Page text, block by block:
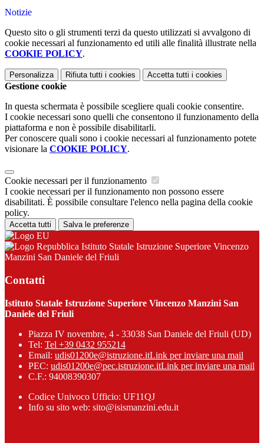
Notizie
Questo sito o gli strumenti terzi da questo utilizzati si avvalgono di
cookie necessari al funzionamento ed utili alle finalità illustrate nella
COOKIE POLICY.
Personalizza Rifiuta tutti i cookies Accetta tutti i cookies
Gestione cookie
In questa schermata è possibile scegliere quali cookie consentire.
I cookie necessari sono quelli che consentono il funzionamento della
piattaforma e non è possibile disabilitarli.
Per conoscere quali sono i cookie necessari al funzionamento potete
visionare la COOKIE POLICY.
Cookie necessari per il funzionamento
I cookie necessari per il funzionamento non possono essere
disabilitati. È possibile consultare l'elenco nella pagina della cookie
policy.
Accetta tutti Salva le preferenze
Istituto Statale Istruzione Superiore Vincenzo
Manzini San Daniele del Friuli
Contatti
Istituto Statale Istruzione Superiore Vincenzo Manzini San
Daniele del Friuli
Piazza IV novembre, 4 - 33038 San Daniele del Friuli (UD)
Tel: Tel +39 0432 955214
Email: udis01200e@istruzione.itLink per inviare una mail
PEC: udis01200e@pec.istruzione.itLink per inviare una mail
C.F.: 94008390307
Codice Univoco Ufficio: UF11QJ
Info su sito web: sito@isismanzini.edu.it